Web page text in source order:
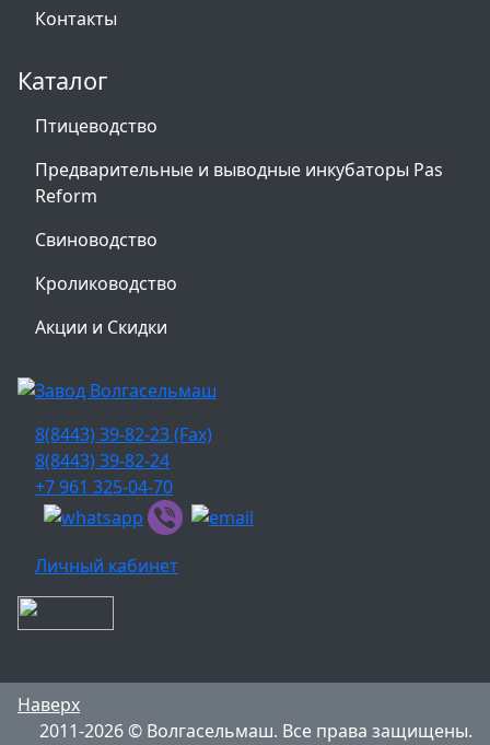
Контакты
Каталог
Птицеводство
Предварительные и выводные инкубаторы Pas
Reform
Свиноводство
Кролиководство
Акции и Скидки
8(8443) 39-82-23 (Fax)
8(8443) 39-82-24
+7 961 325-04-70
Личный кабинет
Наверх
2011-2026 © Волгасельмаш. Все права защищены.